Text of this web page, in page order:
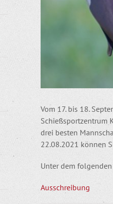
Vom 17. bis 18.
Schießsportzentrum
drei besten
22.08.2021 können
Unter dem
Ausschreibung